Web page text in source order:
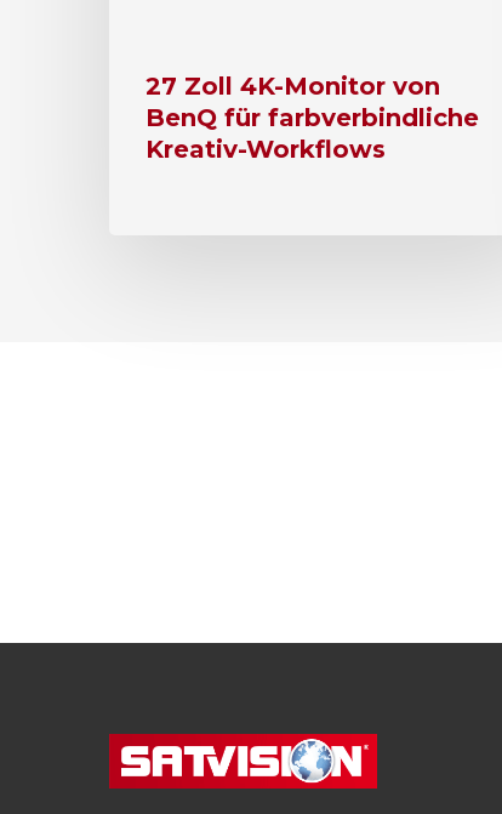
27 Zoll 4K-Monitor von
BenQ für farbverbindliche
Kreativ-Workflows